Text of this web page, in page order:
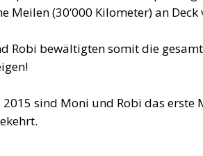
Meilen (30‘000 Kilometer) an
Robi bewältigten somit die
2015 sind Moni und Robi das erste